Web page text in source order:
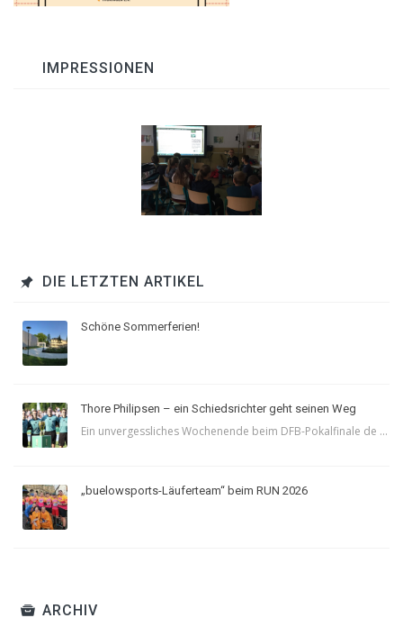
IMPRESSIONEN
DIE LETZTEN ARTIKEL
Schöne Sommerferien!
Thore Philipsen – ein Schiedsrichter geht seinen Weg
Ein unvergessliches Wochenende beim DFB-Pokalfinale de ...
„buelowsports-Läuferteam“ beim RUN 2026
ARCHIV